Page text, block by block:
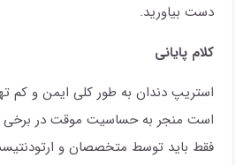
دست بیاورید.
کلام پایانی
استریپ دندان به طور کلی ایمن و کم
است منجر به حساسیت موقت در برخی
فقط باید توسط متخصصان و